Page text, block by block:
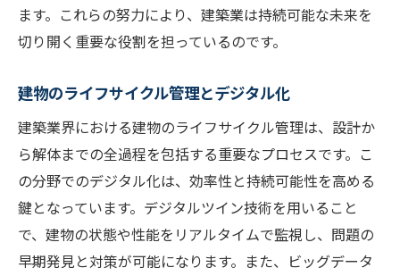
ます。これらの努力により、建築業は持続可能な未来を
切り開く重要な役割を担っているのです。
建物のライフサイクル管理とデジタル化
建築業界における建物のライフサイクル管理は、設計か
ら解体までの全過程を包括する重要なプロセスです。こ
の分野でのデジタル化は、効率性と持続可能性を高める
鍵となっています。デジタルツイン技術を用いること
で、建物の状態や性能をリアルタイムで監視し、問題の
早期発見と対策が可能になります。また、ビッグデータ